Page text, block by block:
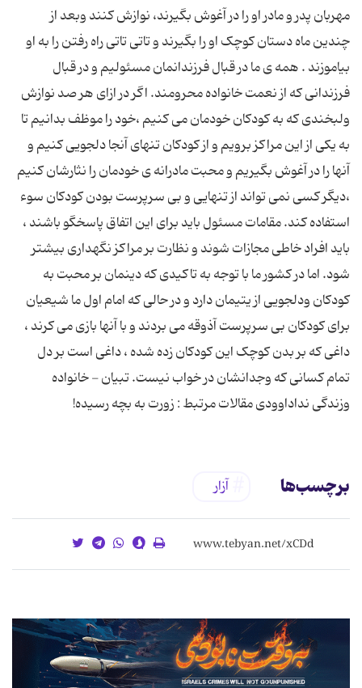
مهربان پدر و مادر او را در آغوش بگیرند، نوازش کنند وبعد از
چندین ماه دستان کوچک او را بگیرند و تاتی تاتی راه رفتن را به او
بیاموزند . همه ی ما در قبال فرزندانمان مسئولیم و در قبال
فرزندانی که از نعمت خانواده محرومند. اگر در ازای هر صد نوازش
ولبخندی که به کودکان خودمان می کنیم ،خود را موظف بدانیم تا
به یکی از این مراکز برویم و از کودکان تنهای آنجا دلجویی کنیم و
آنها را در آغوش بگیریم و محبت مادرانه ی خودمان را نثارشان کنیم
،دیگر کسی نمی تواند از تنهایی و بی سرپرست بودن کودکان سوء
استفاده کند. مقامات مسئول باید برای این اتفاق پاسخگو باشند ،
باید افراد خاطی مجازات شوند و نظارت بر مراکز نگهداری بیشتر
شود. اما در کشور ما با توجه به تاکیدی که دینمان بر محبت به
کودکان ودلجویی از یتیمان دارد و در حالی که امام اول ما شیعیان
برای کودکان بی سرپرست آذوقه می بردند و با آنها بازی می کرند ،
داغی که بر بدن کوچک این کودکان زده شده ، داغی است بر دل
تمام کسانی که وجدانشان در خواب نیست. تبیان - خانواده
وزندگی نداداوودی مقالات مرتبط : زورت به بچه رسیده!
برچسب‌ها آزار